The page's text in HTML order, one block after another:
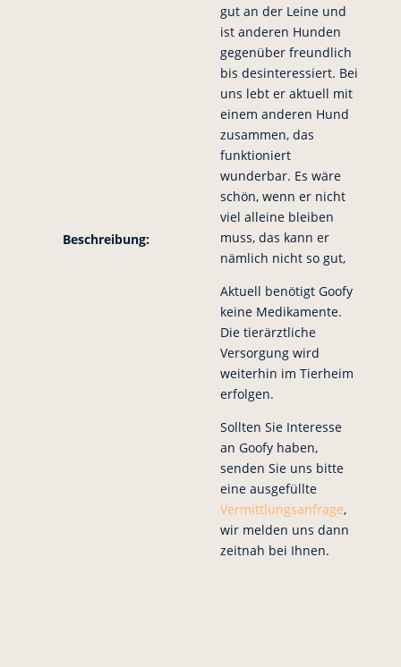
Beschreibung:
gut an der Leine und
ist anderen Hunden
gegenüber freundlich
bis desinteressiert. Bei
uns lebt er aktuell mit
einem anderen Hund
zusammen, das
funktioniert
wunderbar. Es wäre
schön, wenn er nicht
viel alleine bleiben
muss, das kann er
nämlich nicht so gut,
Aktuell benötigt Goofy
keine Medikamente.
Die tierärztliche
Versorgung wird
weiterhin im Tierheim
erfolgen.
Sollten Sie Interesse
an Goofy haben,
senden Sie uns bitte
eine ausgefüllte
Vermittlungsanfrage,
wir melden uns dann
zeitnah bei Ihnen.